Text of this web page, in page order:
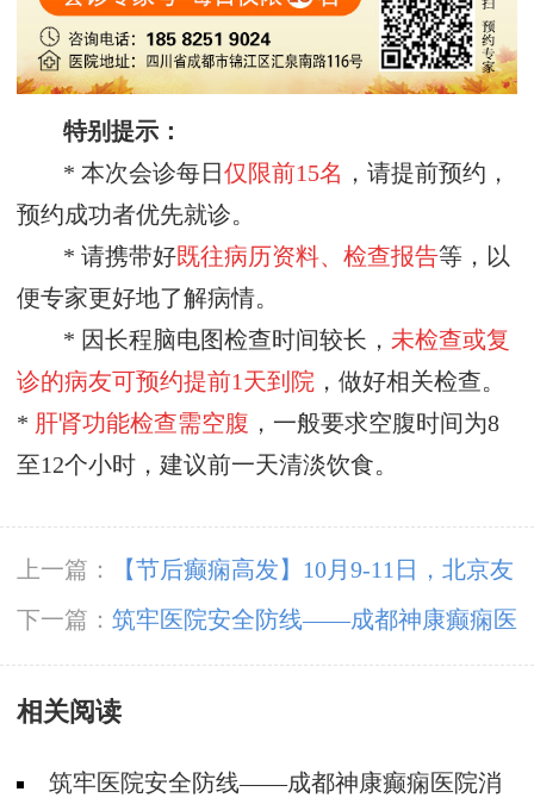
特别提示：
* 本次会诊每日仅限前15名 ，请提前预约，
预约成功者优先就诊。
* 请携带好既往病历资料、检查报告等，以
便专家更好地了解病情。
* 因长程脑电图检查时间较长， 未检查或复
诊的病友可预约提前1天到院 ，做好相关检查。
* 肝肾功能检查需空腹 ，一般要求空腹时间为8
至12个小时，建议前一天清淡饮食。
上一篇：
【节后癫痫高发】10月9-11日，北京友
谊医院陈葵博士免费会诊+治疗援助，破解癫痫
难题！
下一篇： 筑牢医院安全防线——成都神康癫痫医
院消防安全培训纪实
相关阅读
筑牢医院安全防线——成都神康癫痫医院消